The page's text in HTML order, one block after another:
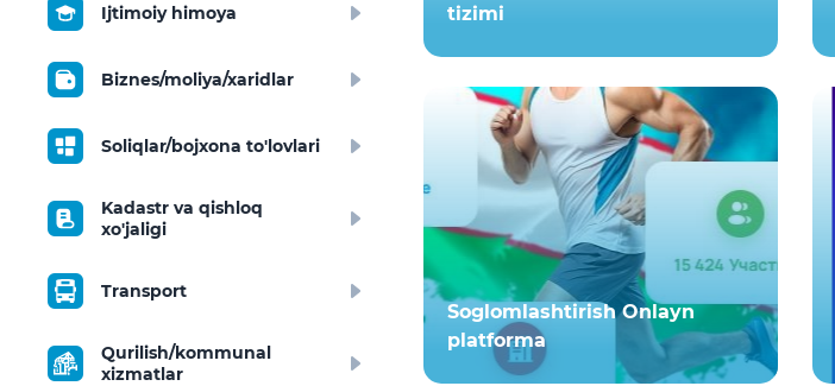
Ijtimoiy himoya
Biznes/moliya/xaridlar
Soliqlar/bojxona to'lovlari
Kadastr va qishloq
xo'jaligi
Transport
Qurilish/kommunal
xizmatlar
tizimi
Soglomlashtirish Onlayn
platforma